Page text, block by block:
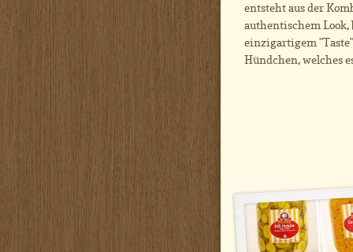
entsteht aus der
authentischem Look,
einzigartigem
Hündchen, welches